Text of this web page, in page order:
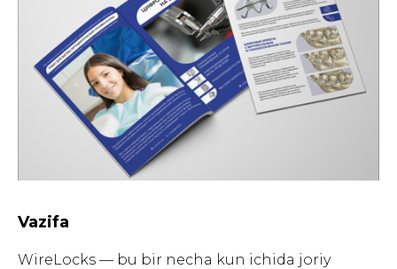
Vazifa
WireLocks — bu bir necha kun ichida joriy